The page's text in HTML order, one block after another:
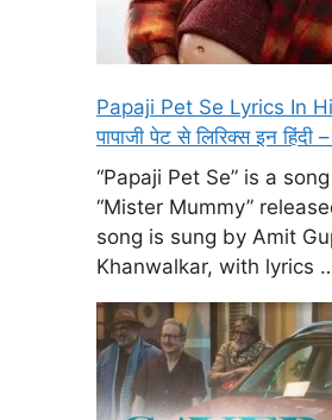
Papaji Pet Se Lyrics In
पापाजी पेट से लिरिक्स इन
“Papaji Pet Se” is a
“Mister Mummy”
song is sung by Amit
Khanwalkar, with lyrics